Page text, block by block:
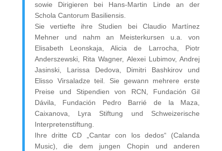
sowie Dirigieren bei Hans-Martin Linde an der
Schola Cantorum Basiliensis.
Sie vertiefte ihre Studien bei Claudio Martínez
Mehner und nahm an Meisterkursen u.a. von
Elisabeth Leonskaja, Alicia de Larrocha, Piotr
Anderszewski, Rita Wagner, Alexei Lubimov, Andrej
Jasinski, Larissa Dedova, Dimitri Bashkirov und
Elisso Virsaladze teil. Sie gewann mehrere erste
Preise und Stipendien von RCN, Fundación Gil
Dávila, Fundación Pedro Barrié de la Maza,
Caixanova, Lyra Stiftung und Schweizerische
Interpretenstiftung.
Ihre dritte CD „Cantar con los dedos“ (Calanda
Music), die dem jungen Chopin und anderen